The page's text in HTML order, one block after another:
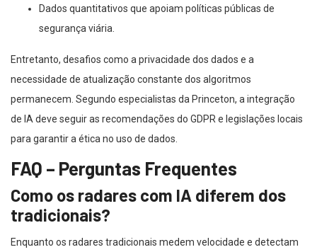
Dados quantitativos que apoiam políticas públicas de
segurança viária.
Entretanto, desafios como a privacidade dos dados e a
necessidade de atualização constante dos algoritmos
permanecem. Segundo especialistas da Princeton, a integração
de IA deve seguir as recomendações do GDPR e legislações locais
para garantir a ética no uso de dados.
FAQ – Perguntas Frequentes
Como os radares com IA diferem dos
tradicionais?
Enquanto os radares tradicionais medem velocidade e detectam